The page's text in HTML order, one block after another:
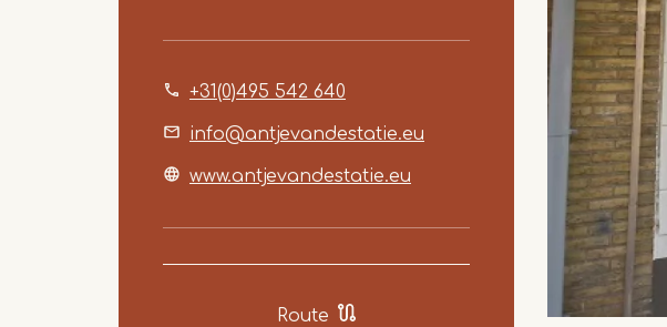
+31(0)495 542 640
info@antjevandestatie.eu
www.antjevandestatie.eu
Route